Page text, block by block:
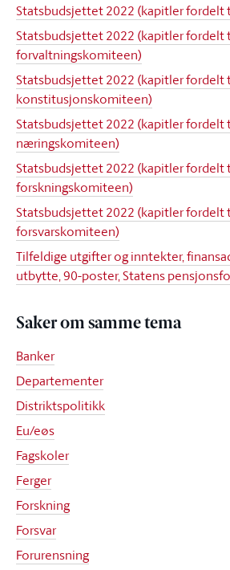
Statsbudsjettet 2022 (kapitler
Statsbudsjettet 2022 (kapitler fordelt
forvaltningskomiteen)
Statsbudsjettet 2022 (kapitler fordelt
konstitusjonskomiteen)
Statsbudsjettet 2022 (kapitler fordelt
næringskomiteen)
Statsbudsjettet 2022 (kapitler fordelt
forskningskomiteen)
Statsbudsjettet 2022 (kapitler fordelt
forsvarskomiteen)
Tilfeldige utgifter og inntekter,
utbytte, 90-poster, Statens
Saker om samme tema
Banker
Departementer
Distriktspolitikk
Eu/eøs
Fagskoler
Ferger
Forskning
Forsvar
Forurensning